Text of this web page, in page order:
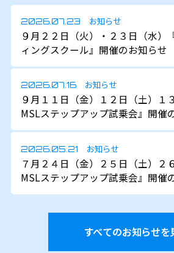
2026.07.23 お知らせ
９月２２日（火）・２３日（水）
ィングスクール』開催のお知らせ
2026.07.16 お知らせ
９月１１日（金）１２日（土）１
MSLステップアップ試乗会』開催
2026.05.21 お知らせ
７月２４日（金）２５日（土）２
MSLステップアップ試乗会』開催
すべてのお知らせを